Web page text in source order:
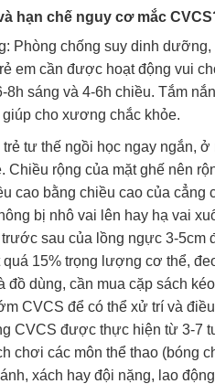
hạn chế nguy cơ mắc
Phòng chống suy dinh
em cần được hoạt động vui
8h sáng và 4-6h chiều. Tắm
cho xương chắc khỏe.
tư thế ngồi học ngay ngắn,
Chiều rộng của mặt ghế nên
cao bằng chiều cao của
bị nhô vai lên hay hạ vai
sau của lồng ngực 3-5cm
15% trọng lượng cơ thể,
đồ dùng, cần mua cặp sách
CVCS để có thể xử trí và
CVCS được thực hiện từ 3-7
chơi các môn thể thao (bóng
xách hay đội nặng, lao